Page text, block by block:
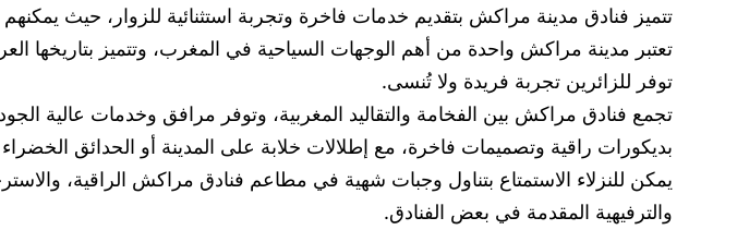
تتميز فنادق مدينة مراكش بتقديم خدمات فاخرة وتجربة استثنائية للزوار، حيث يمكنهم
تعتبر مدينة مراكش واحدة من أهم الوجهات السياحية في المغرب، وتتميز بتاريخها
توفر للزائرين تجربة فريدة ولا تُنسى.
تجمع فنادق مراكش بين الفخامة والتقاليد المغربية، وتوفر مرافق وخدمات عالية
بديكورات راقية وتصميمات فاخرة، مع إطلالات خلابة على المدينة أو الحدائق
يمكن للنزلاء الاستمتاع بتناول وجبات شهية في مطاعم فنادق مراكش الراقية،
والترفيهية المقدمة في بعض الفنادق.